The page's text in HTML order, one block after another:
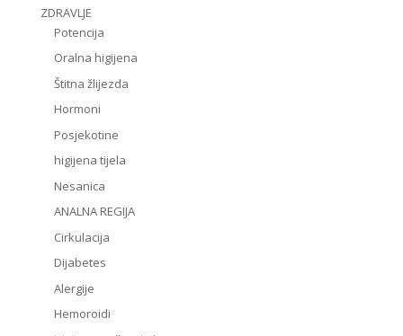
ZDRAVLJE
Potencija
Oralna higijena
Štitna žlijezda
Hormoni
Posjekotine
higijena tijela
Nesanica
ANALNA REGIJA
Cirkulacija
Dijabetes
Alergije
Hemoroidi